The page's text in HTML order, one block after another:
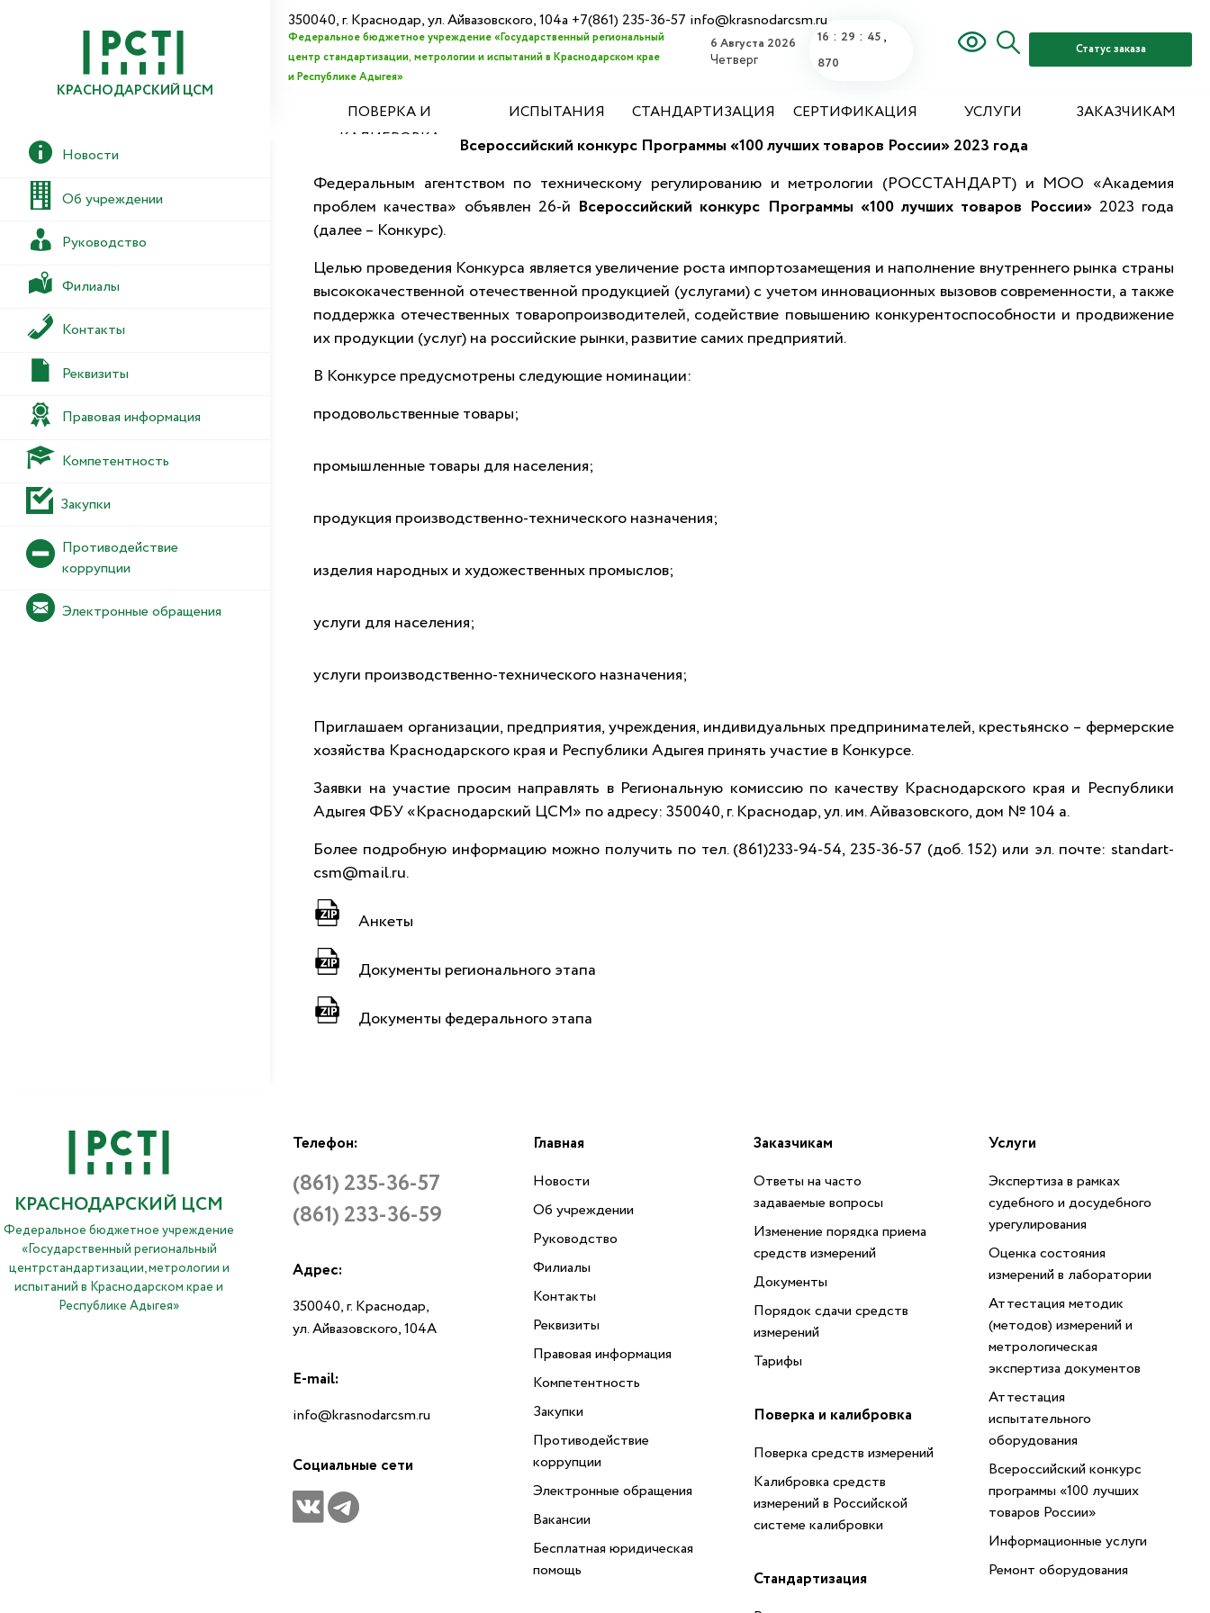
КРАСНОДАРСКИЙ ЦСМ
Федеральное бюджетное учреждение «Государственный региональный
центр стандартизации, метрологии и испытаний в Краснодарском крае
и Республике Адыгея»
350040, г. Краснодар, ул. Айвазовского, 104а +7(861) 235-36-57 info@krasnodarcsm.ru
6 Августа 2026
Четверг
16 : 29 : 46 ,
300
Статус заказа
ПОВЕРКА И
КАЛИБРОВКА
ИСПЫТАНИЯ СТАНДАРТИЗАЦИЯ СЕРТИФИКАЦИЯ УСЛУГИ ЗАКАЗЧИКАМ
Новости
Об учреждении
Руководство
Филиалы
Контакты
Реквизиты
Правовая информация
Компетентность
Закупки
Противодействие
коррупции
Электронные обращения
Всероссийский конкурс Программы «100 лучших товаров России» 2023 года
Федеральным агентством по техническому регулированию и метрологии (РОССТАНДАРТ) и МОО «Академия
проблем качества» объявлен 26-й Всероссийский конкурс Программы «100 лучших товаров России»2023 года
(далее – Конкурс).
Целью проведения Конкурса является увеличение роста импортозамещения и наполнение внутреннего рынка страны
высококачественной отечественной продукцией (услугами) с учетом инновационных вызовов современности, а также
поддержка отечественных товаропроизводителей, содействие повышению конкурентоспособности и продвижение
их продукции (услуг) на российские рынки, развитие самих предприятий.
В Конкурсе предусмотрены следующие номинации:
продовольственные товары;
промышленные товары для населения;
продукция производственно-технического назначения;
изделия народных и художественных промыслов;
услуги для населения;
услуги производственно-технического назначения;
Приглашаем организации, предприятия, учреждения, индивидуальных предпринимателей, крестьянско – фермерские
хозяйства Краснодарского края и Республики Адыгея принять участие в Конкурсе.
Заявки на участие просим направлять в Региональную комиссию по качеству Краснодарского края и Республики
Адыгея ФБУ «Краснодарский ЦСМ» по адресу: 350040, г. Краснодар, ул. им. Айвазовского, дом № 104 а.
Более подробную информацию можно получить по тел. (861)233-94-54, 235-36-57 (доб. 152) или эл. почте: standart-
csm@mail.ru.
Анкеты
Документы регионального этапа
Документы федерального этапа
КРАСНОДАРСКИЙ ЦСМ
Федеральное бюджетное учреждение
«Государственный региональный
центрстандартизации, метрологии и
испытаний в Краснодарском крае и
Республике Адыгея»
Телефон:
(861) 235-36-57
(861) 233-36-59
Адрес:
350040, г. Краснодар,
ул. Айвазовского, 104А
E-mail:
info@krasnodarcsm.ru
Социальные сети
Главная
Новости
Об учреждении
Руководство
Филиалы
Контакты
Реквизиты
Правовая информация
Компетентность
Закупки
Противодействие
коррупции
Электронные обращения
Вакансии
Бесплатная юридическая
помощь
Заказчикам
Ответы на часто
задаваемые вопросы
Изменение порядка приема
средств измерений
Документы
Порядок сдачи средств
измерений
Тарифы
Поверка и калибровка
Поверка средств измерений
Калибровка средств
измерений в Российской
системе калибровки
Стандартизация
Услуги
Экспертиза в рамках
судебного и досудебного
урегулирования
Оценка состояния
измерений в лаборатории
Аттестация методик
(методов) измерений и
метрологическая
экспертиза документов
Аттестация
испытательного
оборудования
Всероссийский конкурс
программы «100 лучших
товаров России»
Информационные услуги
Ремонт оборудования